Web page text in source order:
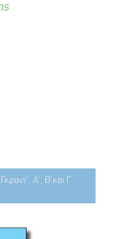
Α', Β'και Γ'